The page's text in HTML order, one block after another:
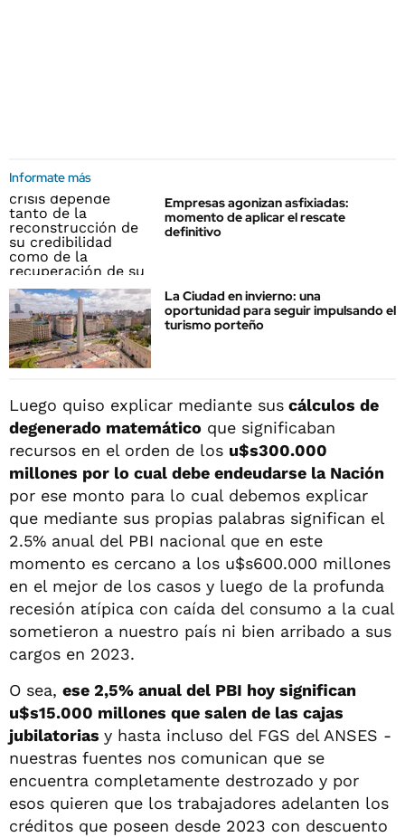
Informate más
Empresas agonizan asfixiadas:
momento de aplicar el rescate
definitivo
La Ciudad en invierno: una
oportunidad para seguir impulsando el
turismo porteño
Luego quiso explicar mediante sus cálculos de
degenerado matemático que significaban
recursos en el orden de los u$s300.000
millones por lo cual debe endeudarse la Nación
por ese monto para lo cual debemos explicar
que mediante sus propias palabras significan el
2.5% anual del PBI nacional que en este
momento es cercano a los u$s600.000 millones
en el mejor de los casos y luego de la profunda
recesión atípica con caída del consumo a la cual
sometieron a nuestro país ni bien arribado a sus
cargos en 2023.
O sea, ese 2,5% anual del PBI hoy significan
u$s15.000 millones que salen de las cajas
jubilatorias y hasta incluso del FGS del ANSES -
nuestras fuentes nos comunican que se
encuentra completamente destrozado y por
esos quieren que los trabajadores adelanten los
créditos que poseen desde 2023 con descuento